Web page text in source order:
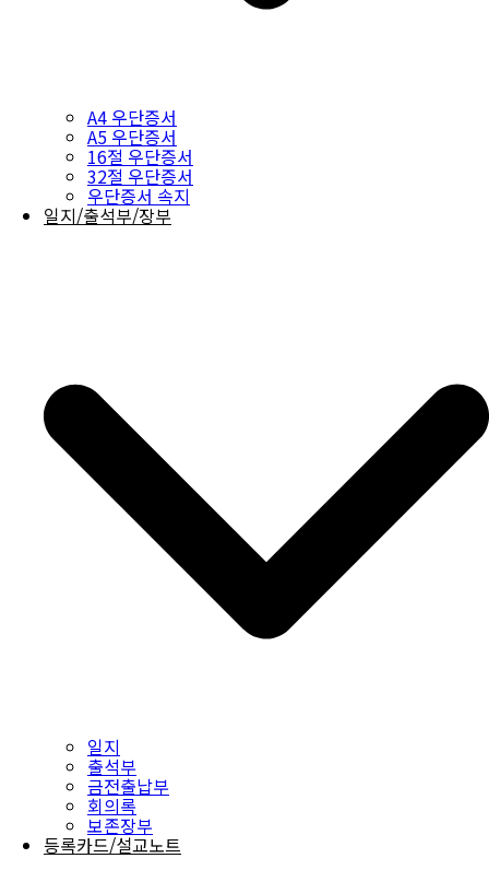
A4 우단증서
A5 우단증서
16절 우단증서
32절 우단증서
우단증서 속지
일지/출석부/장부
일지
출석부
금전출납부
회의록
보존장부
등록카드/설교노트